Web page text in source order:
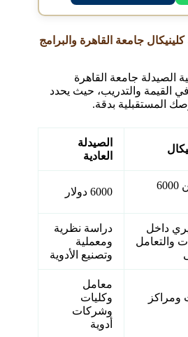
جامعة القاهرة والبرامج
الصيدلة جامعة القاهرة
في القيمة والتدريب، حيث يحدد
المستقبلية بدقة.
الصيدلة
العادية
تبدأ غالبا من 6000
6000 دولار
داخل
والتعامل
دراسة نظرية
ومعملية
وتصنيع الأدوية
معامل
وكليات
وشركات
أدوية